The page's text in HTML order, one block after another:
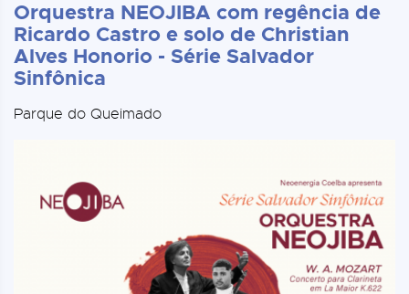
Orquestra NEOJIBA com regência de
Ricardo Castro e solo de Christian
Alves Honorio - Série Salvador
Sinfônica
Parque do Queimado